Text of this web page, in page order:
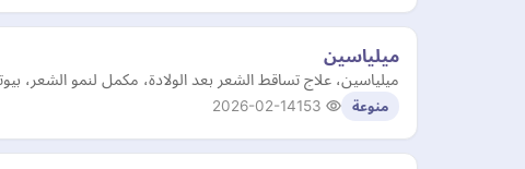
ميلياسين
ميلياسين، علاج تساقط الشعر بعد الولادة، مكمل لنمو الشعر،
منوعة 2026-02-14